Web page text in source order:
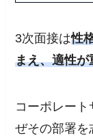
3次面接は性
まえ、適性が
コーポレー
ぜその部署を